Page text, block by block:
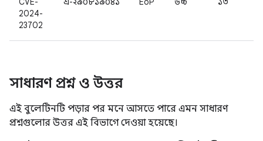
2024-
23702
সাধারণ প্রশ্ন ও উত্তর
এই বুলেটিনটি পড়ার পর মনে আসতে পারে এমন সাধারণ
প্রশ্নগুলোর উত্তর এই বিভাগে দেওয়া হয়েছে।